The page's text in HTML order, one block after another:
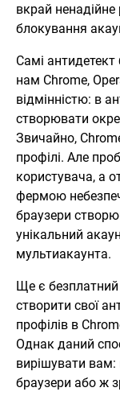
вкрай
блокування
Самі
нам Chrome,
відмінністю: в
створювати
Звичайно,
профілі. Але
користувача, а
фермою
браузери
унікальний
мультиакаунта.
Ще є
створити свої
профілів в
Однак даний
вирішувати вам:
браузери або ж